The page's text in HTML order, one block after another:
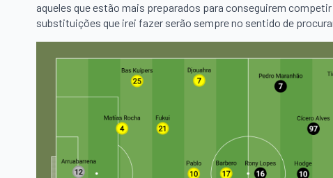
aqueles que estão mais preparados para conseguirem
substituições que irei fazer serão sempre no sentido de